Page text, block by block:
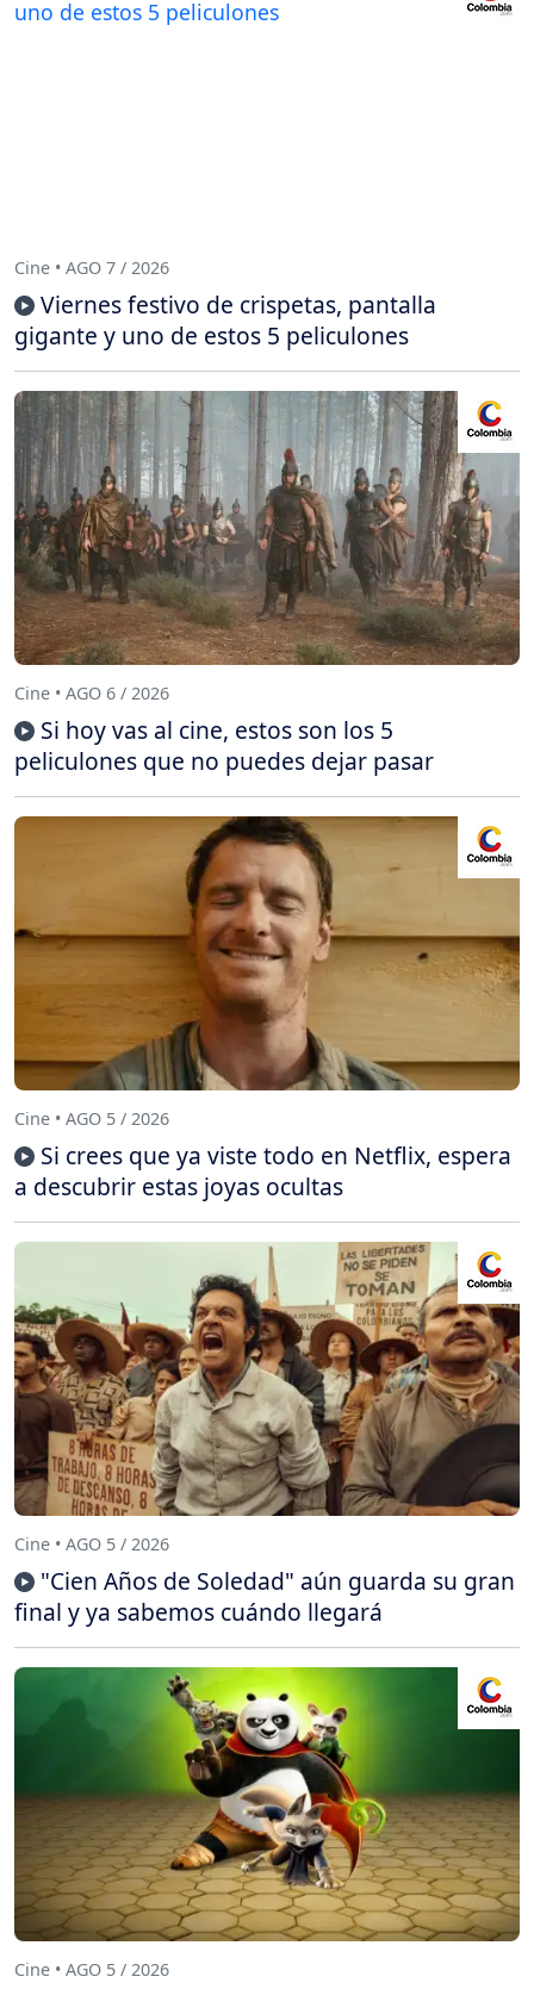
Cine • AGO 7 / 2026
Viernes festivo de crispetas, pantalla
gigante y uno de estos 5 peliculones
Cine • AGO 6 / 2026
Si hoy vas al cine, estos son los 5
peliculones que no puedes dejar pasar
Cine • AGO 5 / 2026
Si crees que ya viste todo en Netflix, espera
a descubrir estas joyas ocultas
Cine • AGO 5 / 2026
"Cien Años de Soledad" aún guarda su gran
final y ya sabemos cuándo llegará
Cine • AGO 5 / 2026